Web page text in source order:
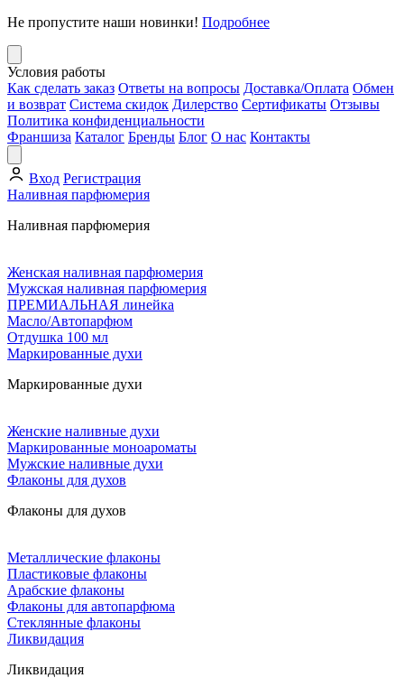
Не пропустите наши новинки! Подробнее
Условия работы
Как сделать заказ Ответы на вопросы Доставка/Оплата Обмен
и возврат Система скидок Дилерство Сертификаты Отзывы
Политика конфиденциальности
Франшиза Каталог Бренды Блог О нас Контакты
Вход Регистрация
Наливная парфюмерия
Наливная парфюмерия
Женская наливная парфюмерия
Мужская наливная парфюмерия
ПРЕМИАЛЬНАЯ линейка
Масло/Автопарфюм
Отдушка 100 мл
Маркированные духи
Маркированные духи
Женские наливные духи
Маркированные моноароматы
Мужские наливные духи
Флаконы для духов
Флаконы для духов
Металлические флаконы
Пластиковые флаконы
Арабские флаконы
Флаконы для автопарфюма
Стеклянные флаконы
Ликвидация
Ликвидация